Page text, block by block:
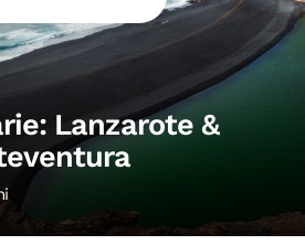
Lanzarote &